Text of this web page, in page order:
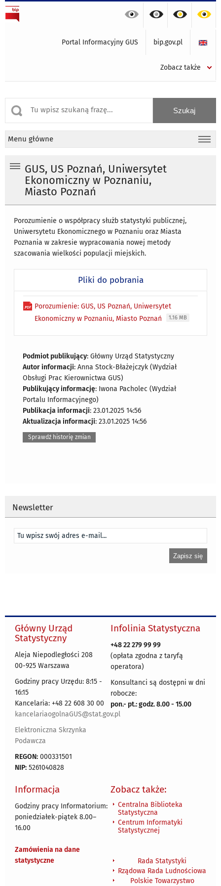
Portal Informacyjny GUS bip.gov.pl
Zobacz także
Menu główne
GUS, US Poznań, Uniwersytet
Ekonomiczny w Poznaniu,
Miasto Poznań
Porozumienie o współpracy służb statystyki publicznej,
Uniwersytetu Ekonomicznego w Poznaniu oraz Miasta
Poznania w zakresie wypracowania nowej metody
szacowania wielkości populacji miejskich.
Pliki do pobrania
Porozumienie: GUS, US Poznań, Uniwersytet
Ekonomiczny w Poznaniu, Miasto Poznań
1.16 MB
Podmiot publikujący: Główny Urząd Statystyczny
Autor informacji: Anna Stock-Błażejczyk (Wydział
Obsługi Prac Kierownictwa GUS)
Publikujący informację: Iwona Pacholec (Wydział
Portalu Informacyjnego)
Publikacja informacji: 23.01.2025 14:56
Aktualizacja informacji: 23.01.2025 14:56
Sprawdź historię zmian
Newsletter
Główny Urząd
Statystyczny
Aleja Niepodległości 208
00-925 Warszawa
Godziny pracy Urzędu: 8:15 -
16:15
Kancelaria: +48 22 608 30 00
kancelariaogolnaGUS@stat.gov.pl
Elektroniczna Skrzynka
Podawcza
REGON: 000331501
NIP: 5261040828
Infolinia Statystyczna
+48 22 279 99 99
(opłata zgodna z taryfą
operatora)
Konsultanci są dostępni w dni
robocze:
pon.- pt.: godz. 8.00 - 15.00
Informacja
Godziny pracy Informatorium:
poniedziałek-piątek 8.00–
16.00
Zamówienia na dane
statystyczne
Zobacz także:
Centralna Biblioteka
Statystyczna
Centrum Informatyki
Statystycznej
Rada Statystyki
Rządowa Rada Ludnościowa
Polskie Towarzystwo